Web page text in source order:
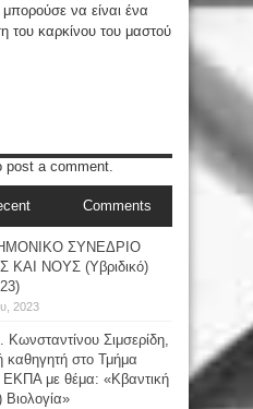
να είναι ένα
του καρκίνου του μαστού
post a comment.
Comments
ΣΥΝΕΔΡΙΟ
ΝΟΥΣ (Υβριδικό)
2023
Κωνσταντίνου Σιμσερίδη,
στο Τμήμα
ΕΚΠΑ με θέμα: «Κβαντική